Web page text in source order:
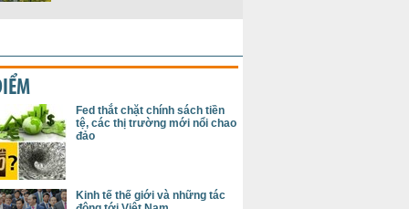
Fed thắt chặt chính sách tiền
tệ, các thị trường mới nổi chao
đảo
Kinh tế thế giới và những tác